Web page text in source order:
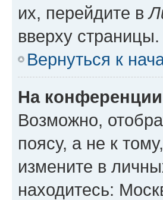
их, перейдите в
вверху
Вернуться к
На
Возможно,
поясу, а не к
измените в
находитесь: